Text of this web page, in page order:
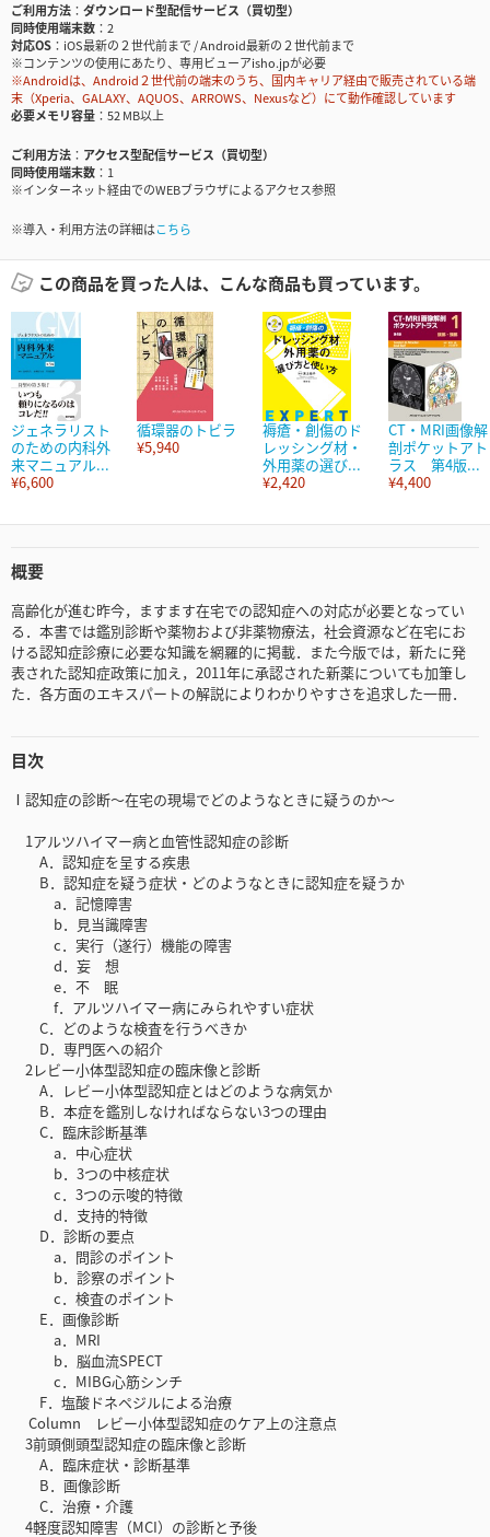
ご利用方法
ダウンロード型配信サービス（買切型）
同時使用端末数
2
対応OS
iOS最新の２世代前まで / Android最新の２世代前まで
※コンテンツの使用にあたり、専用ビューアisho.jpが必要
※Androidは、Android２世代前の端末のうち、国内キャリア経由で販売されている端
末（Xperia、GALAXY、AQUOS、ARROWS、Nexusなど）にて動作確認しています
必要メモリ容量
52 MB以上
ご利用方法
アクセス型配信サービス（買切型）
同時使用端末数
1
※インターネット経由でのWEBブラウザによるアクセス参照
※導入・利用方法の詳細はこちら
この商品を買った人は、こんな商品も買っています。
ジェネラリスト
のための内科外
来マニュアル...
¥6,600
循環器のトビラ
¥5,940
褥瘡・創傷のド
レッシング材・
外用薬の選び...
¥2,420
CT・MRI画像解
剖ポケットアト
ラス 第4版...
¥4,400
概要
高齢化が進む昨今，ますます在宅での認知症への対応が必要となってい
る．本書では鑑別診断や薬物および非薬物療法，社会資源など在宅にお
ける認知症診療に必要な知識を網羅的に掲載．また今版では，新たに発
表された認知症政策に加え，2011年に承認された新薬についても加筆し
た．各方面のエキスパートの解説によりわかりやすさを追求した一冊．
目次
Ⅰ認知症の診断〜在宅の現場でどのようなときに疑うのか〜
1アルツハイマー病と血管性認知症の診断
A．認知症を呈する疾患
B．認知症を疑う症状・どのようなときに認知症を疑うか
a．記憶障害
b．見当識障害
c．実行（遂行）機能の障害
d．妄 想
e．不 眠
f．アルツハイマー病にみられやすい症状
C．どのような検査を行うべきか
D．専門医への紹介
2レビー小体型認知症の臨床像と診断
A．レビー小体型認知症とはどのような病気か
B．本症を鑑別しなければならない3つの理由
C．臨床診断基準
a．中心症状
b．3つの中核症状
c．3つの示唆的特徴
d．支持的特徴
D．診断の要点
a．問診のポイント
b．診察のポイント
c．検査のポイント
E．画像診断
a．MRI
b．脳血流SPECT
c．MIBG心筋シンチ
F．塩酸ドネペジルによる治療
Column レビー小体型認知症のケア上の注意点
3前頭側頭型認知症の臨床像と診断
A．臨床症状・診断基準
B．画像診断
C．治療・介護
4軽度認知障害（MCI）の診断と予後